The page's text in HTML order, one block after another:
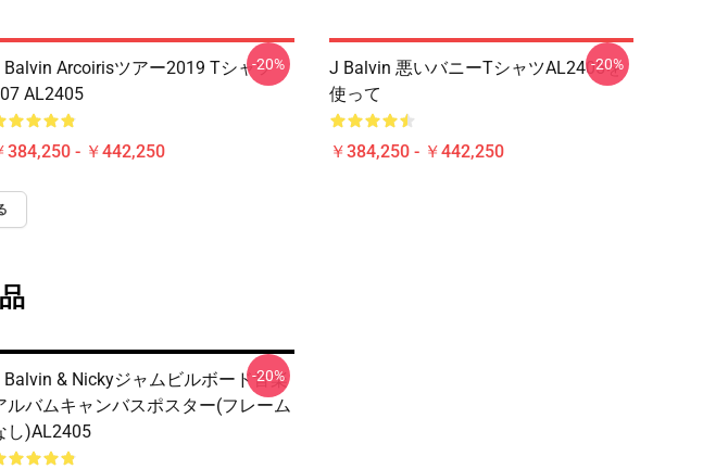
Balvin Arcoirisツアー2019 Tシャツ
AL2405
384,250 - ￥442,250
-20%
J Balvin 悪いバニーTシャツAL2405を
使って
￥384,250 - ￥442,250
-20%
Balvin & Nickyジャムビルボード音楽
ルバムキャンバスポスター(フレーム
し)AL2405
-20%